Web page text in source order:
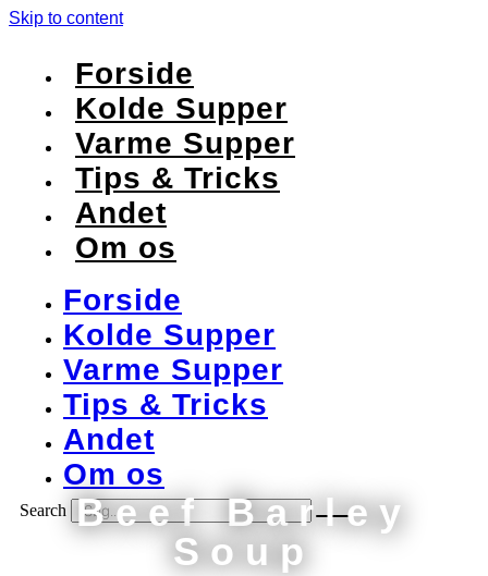
Skip to content
Forside
Kolde Supper
Varme Supper
Tips & Tricks
Andet
Om os
Forside
Kolde Supper
Varme Supper
Tips & Tricks
Andet
Om os
Search Beef Barley
Soup